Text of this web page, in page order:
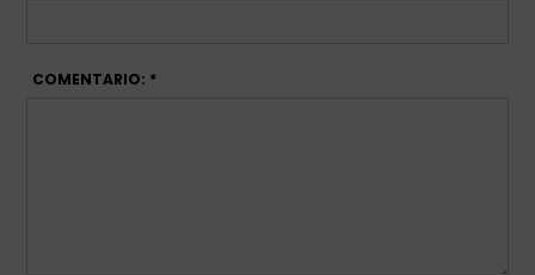
COMENTARIO: *